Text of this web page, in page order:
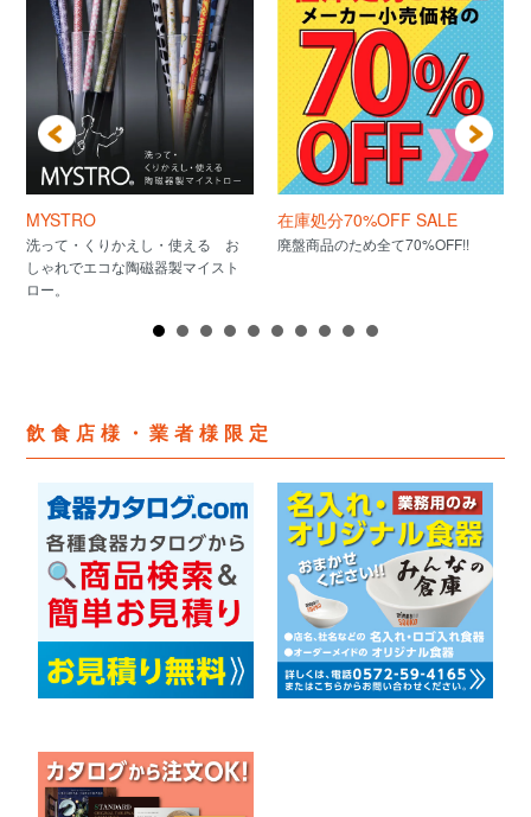
MYSTRO
洗って・くりかえし・使える お
しゃれでエコな陶磁器製マイスト
ロー。
在庫処分70%OFF SALE
廃盤商品のため全て70%OFF!!
飲食店様・業者様限定